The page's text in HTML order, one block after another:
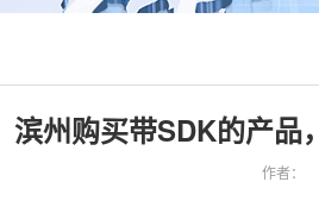
滨州购买带SDK的产品
作者：